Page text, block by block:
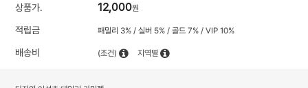
상품가. 12,000원
적립금 패밀리 3% / 실버 5% / 골드 7% / VIP 10%
배송비 (조건) 지역별